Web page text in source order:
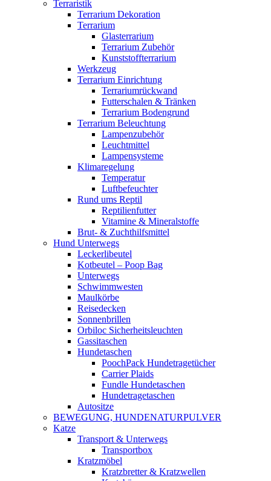
Terraristik
Terrarium Dekoration
Terrarium
Glasterrarium
Terrarium Zubehör
Kunststoffterrarium
Werkzeug
Terrarium Einrichtung
Terrariumrückwand
Futterschalen & Tränken
Terrarium Bodengrund
Terrarium Beleuchtung
Lampenzubehör
Leuchtmittel
Lampensysteme
Klimaregelung
Temperatur
Luftbefeuchter
Rund ums Reptil
Reptilienfutter
Vitamine & Mineralstoffe
Brut- & Zuchthilfsmittel
Hund Unterwegs
Leckerlibeutel
Kotbeutel – Poop Bag
Unterwegs
Schwimmwesten
Maulkörbe
Reisedecken
Sonnenbrillen
Orbiloc Sicherheitsleuchten
Gassitaschen
Hundetaschen
PoochPack Hundetragetücher
Carrier Plaids
Fundle Hundetaschen
Hundetragetaschen
Autositze
BEWEGUNG, HUNDENATURPULVER
Katze
Transport & Unterwegs
Transportbox
Kratzmöbel
Kratzbretter & Kratzwellen